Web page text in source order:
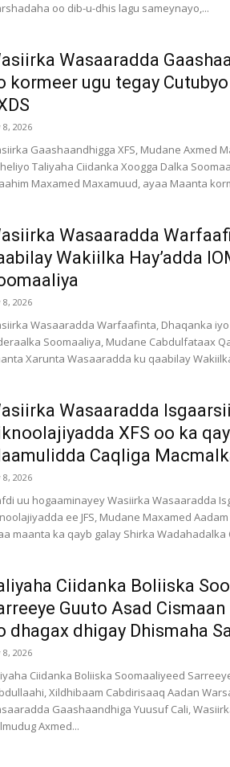
oo dib-u-dhis lagu sameynayo,...
Wasaaradda
kormeer ugu tegay
8, 2026
Gaashaandhigga XFS, Mudane Axmed
Taliyaha Ciidanka Xoogga Dalka
Maxamed Maxamuud, ayaa Maanta
Wasaaradda
Wakiilka Hay’adda
8, 2026
Wasaaradda Warfaafinta, Dhaqanka
Soomaaliya, Mudane Cabdulfataax
Xarunta Wasaaradda ku qaabilay
Wasaaradda
XFS oo ka
Caqliga
8, 2026
uu hogaaminayey Wasiirka Wasaaradda
ee JFS, Mudane Maxamed Aadam
maanta ka qayb galay Shirka Wadahadalka
Ciidanka Boliiska
Guuto Asad
dhagax dhigay Dhismaha
8, 2026
Ciidanka Boliiska Soomaaliyeed
Xildhibaam Cabdirisaaq Aadan
Gaashaandhiga Yuusuf Cali,
Axmed...